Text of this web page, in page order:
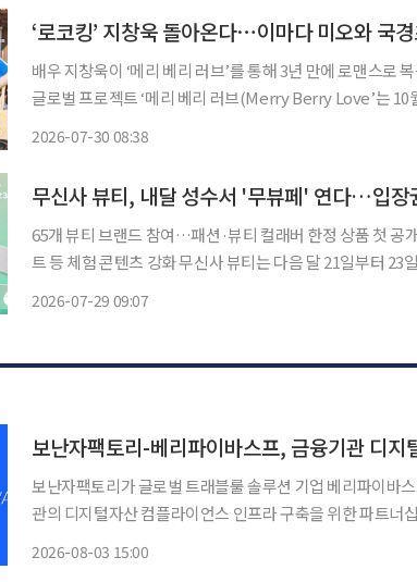
배우 지창욱이 ‘메리 베리 러브’를 통해 3년 만에 로맨스로 복귀한다. 30일 CJ
글로벌 프로젝트 ‘메리 베리 러브(Merry Berry Love’는 10월 전
2026-07-30 08:38
무신사 뷰티, 내달 성수서 '무뷰페' 연다…입
65개 뷰티 브랜드 참여…패션·뷰티 컬래버 한정 상품 첫 공
트 등 체험 콘텐츠 강화 무신사 뷰티는 다음 달 21일부터 23일까지 서울 성수동 일대에서 오프
2026-07-29 09:07
보난자팩토리-베리파이바스프, 금융기관 디지
보난자팩토리가 글로벌 트래블룰 솔루션 기업 베리파이바
관의 디지털자산 컴플라이언스 인프라 구축을 위한 파트너십
2026-08-03 15:00